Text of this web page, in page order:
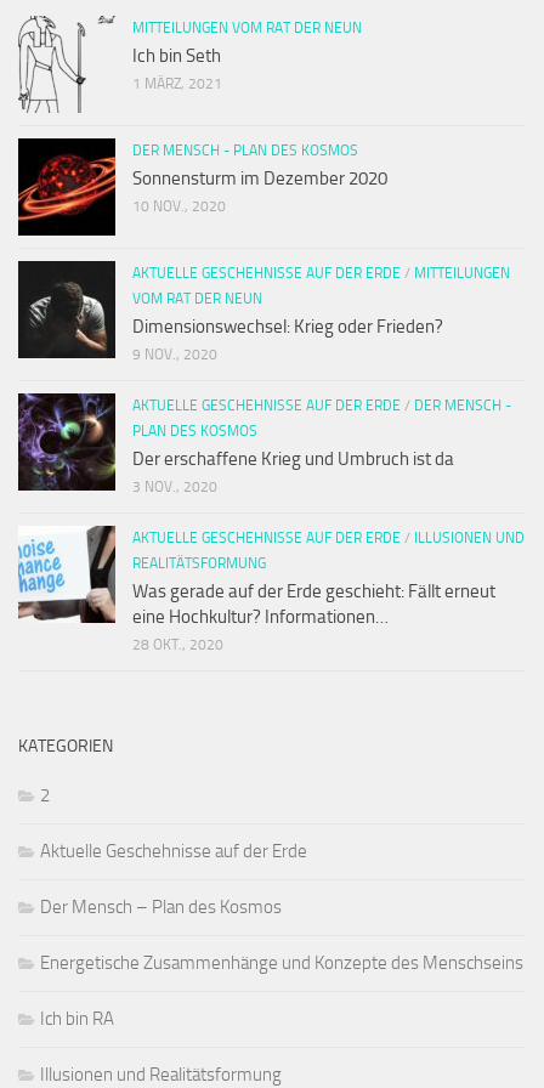
MITTEILUNGEN VOM RAT DER NEUN
Ich bin Seth
1 MÄRZ, 2021
DER MENSCH - PLAN DES KOSMOS
Sonnensturm im Dezember 2020
10 NOV., 2020
AKTUELLE GESCHEHNISSE AUF DER ERDE / MITTEILUNGEN
VOM RAT DER NEUN
Dimensionswechsel: Krieg oder Frieden?
9 NOV., 2020
AKTUELLE GESCHEHNISSE AUF DER ERDE / DER MENSCH -
PLAN DES KOSMOS
Der erschaffene Krieg und Umbruch ist da
3 NOV., 2020
AKTUELLE GESCHEHNISSE AUF DER ERDE /
ILLUSIONEN UND
REALITÄTSFORMUNG
Was gerade auf der Erde geschieht: Fällt erneut
eine Hochkultur? Informationen…
28 OKT., 2020
KATEGORIEN
2
Aktuelle Geschehnisse auf der Erde
Der Mensch – Plan des Kosmos
Energetische Zusammenhänge und Konzepte des Menschseins
Ich bin RA
Illusionen und Realitätsformung